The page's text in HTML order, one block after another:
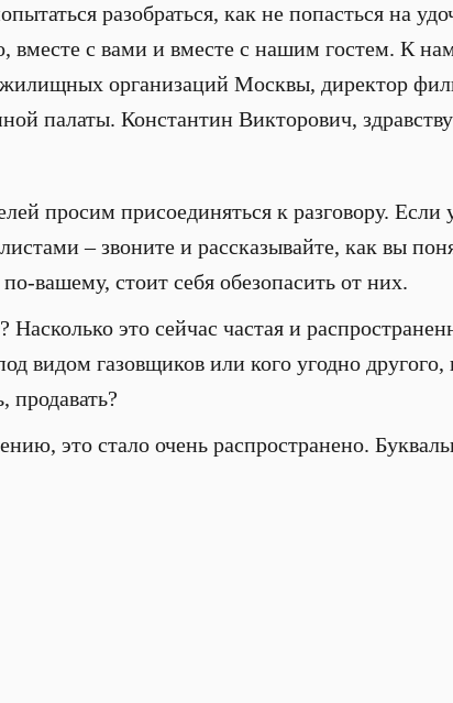
разобраться, как не попасться на
вместе с вами и вместе с нашим гостем. К
организаций Москвы, директор
палаты. Константин Викторович,
просим присоединяться к разговору. Если
– звоните и рассказывайте, как вы
вашему, стоит себя обезопасить от них.
это сейчас частая и
видом газовщиков или кого угодно другого,
продавать?
это стало очень распространено.